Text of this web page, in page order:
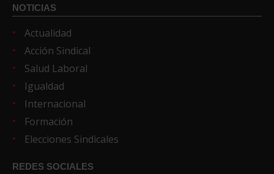
NOTICIAS
Actualidad
Acción Sindical
Salud Laboral
Igualdad
Internacional
Formación
Elecciones Sindicales
REDES SOCIALES